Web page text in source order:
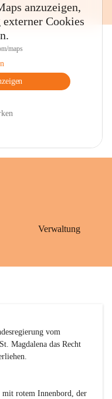
anzuzeigen,
Cookies
maps
Verwaltung
vom
Magdalena das Recht
mit rotem Innenbord, der